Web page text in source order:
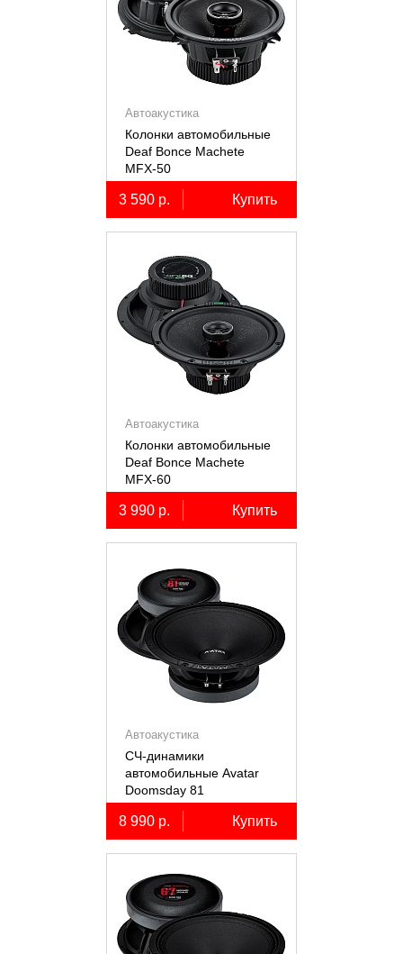
Автоакустика
Колонки автомобильные
Deaf Bonce Machete
MFX-50
3 590 р. Купить
Автоакустика
Колонки автомобильные
Deaf Bonce Machete
MFX-60
3 990 р. Купить
Автоакустика
СЧ-динамики
автомобильные Avatar
Doomsday 81
8 990 р. Купить